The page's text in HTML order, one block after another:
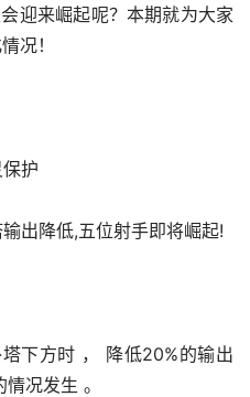
迎来崛起呢？本期就为大家
况！
护
下方时 ， 降低20%的输出
况发生 。